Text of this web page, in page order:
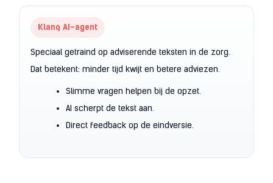
Klanq AI-agent
Speciaal getraind op adviserende teksten in de zorg.
Dat betekent: minder tijd kwijt en betere adviezen.
Slimme vragen helpen bij de opzet.
AI scherpt de tekst aan.
Direct feedback op de eindversie.